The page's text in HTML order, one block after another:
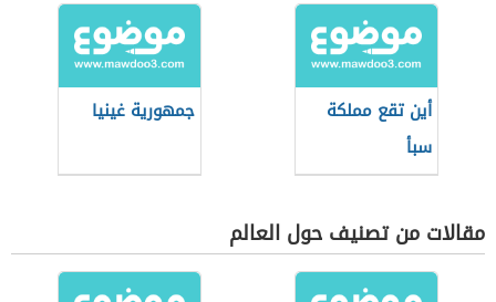
أين تقع مملكة
سبأ
جمهورية غينيا
مقالات من تصنيف حول العالم